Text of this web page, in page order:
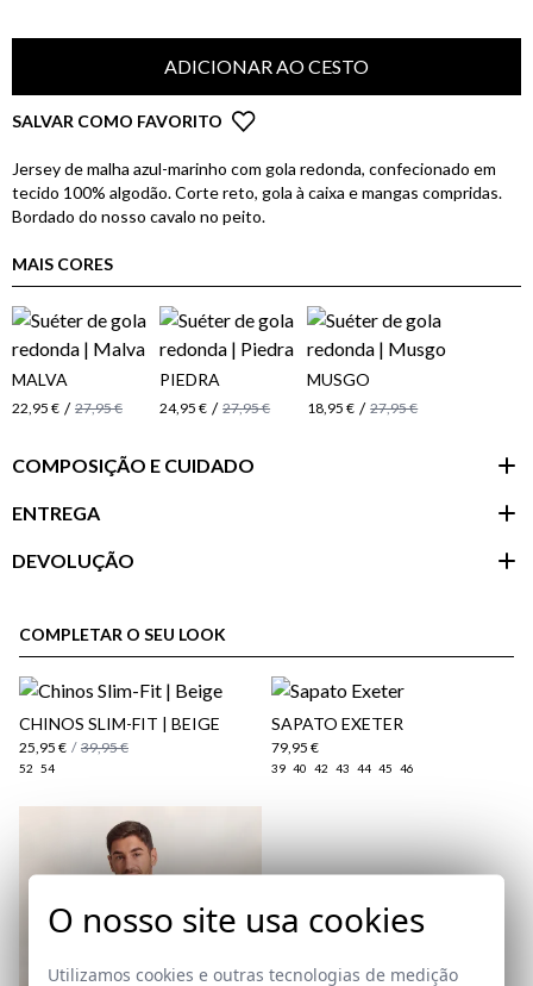
ADICIONAR AO CESTO
SALVAR COMO FAVORITO
Jersey de malha azul-marinho com gola redonda, confecionado em
tecido 100% algodão. Corte reto, gola à caixa e mangas compridas.
Bordado do nosso cavalo no peito.
MAIS CORES
MALVA
22,95 € / 27,95 €
PIEDRA
24,95 € / 27,95 €
MUSGO
18,95 € / 27,95 €
COMPOSIÇÃO E CUIDADO
ENTREGA
DEVOLUÇÃO
cliente
aqui
COMPLETAR O SEU LOOK
CHINOS SLIM-FIT | BEIGE
25,95 € / 39,95 €
52 54
SAPATO EXETER
79,95 €
39 40 42 43 44 45 46
O nosso site usa cookies
Utilizamos cookies e outras tecnologias de medição